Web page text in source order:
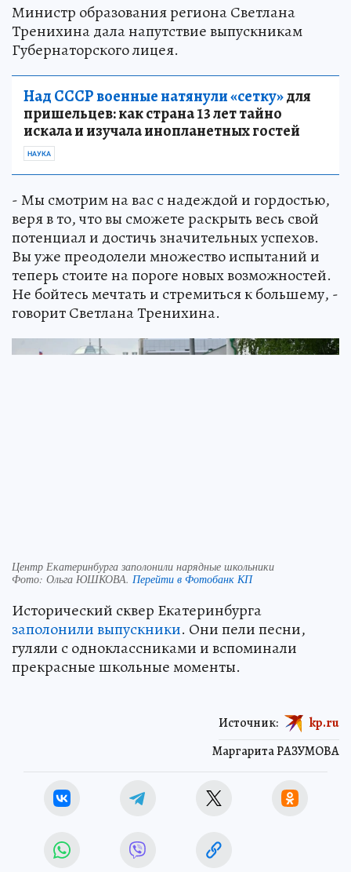
Министр образования региона Светлана
Тренихина дала напутствие выпускникам
Губернаторского лицея.
Над СССР военные натянули «сетку»для
пришельцев: как страна 13 лет тайно
искала и изучала инопланетных гостей
НАУКА
- Мы смотрим на вас с надеждой и гордостью,
веря в то, что вы сможете раскрыть весь свой
потенциал и достичь значительных успехов.
Вы уже преодолели множество испытаний и
теперь стоите на пороге новых возможностей.
Не бойтесь мечтать и стремиться к большему, -
говорит Светлана Тренихина.
Центр Екатеринбурга заполонили нарядные школьники
Фото: Ольга ЮШКОВА. Перейти в Фотобанк КП
Исторический сквер Екатеринбурга
заполонили выпускники. Они пели песни,
гуляли с одноклассниками и вспоминали
прекрасные школьные моменты.
Маргарита РАЗУМОВА
Источник: kp.ru